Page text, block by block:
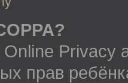
Online Privacy
прав